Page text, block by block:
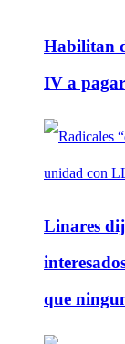
Habilitan
IV a
Linares
que